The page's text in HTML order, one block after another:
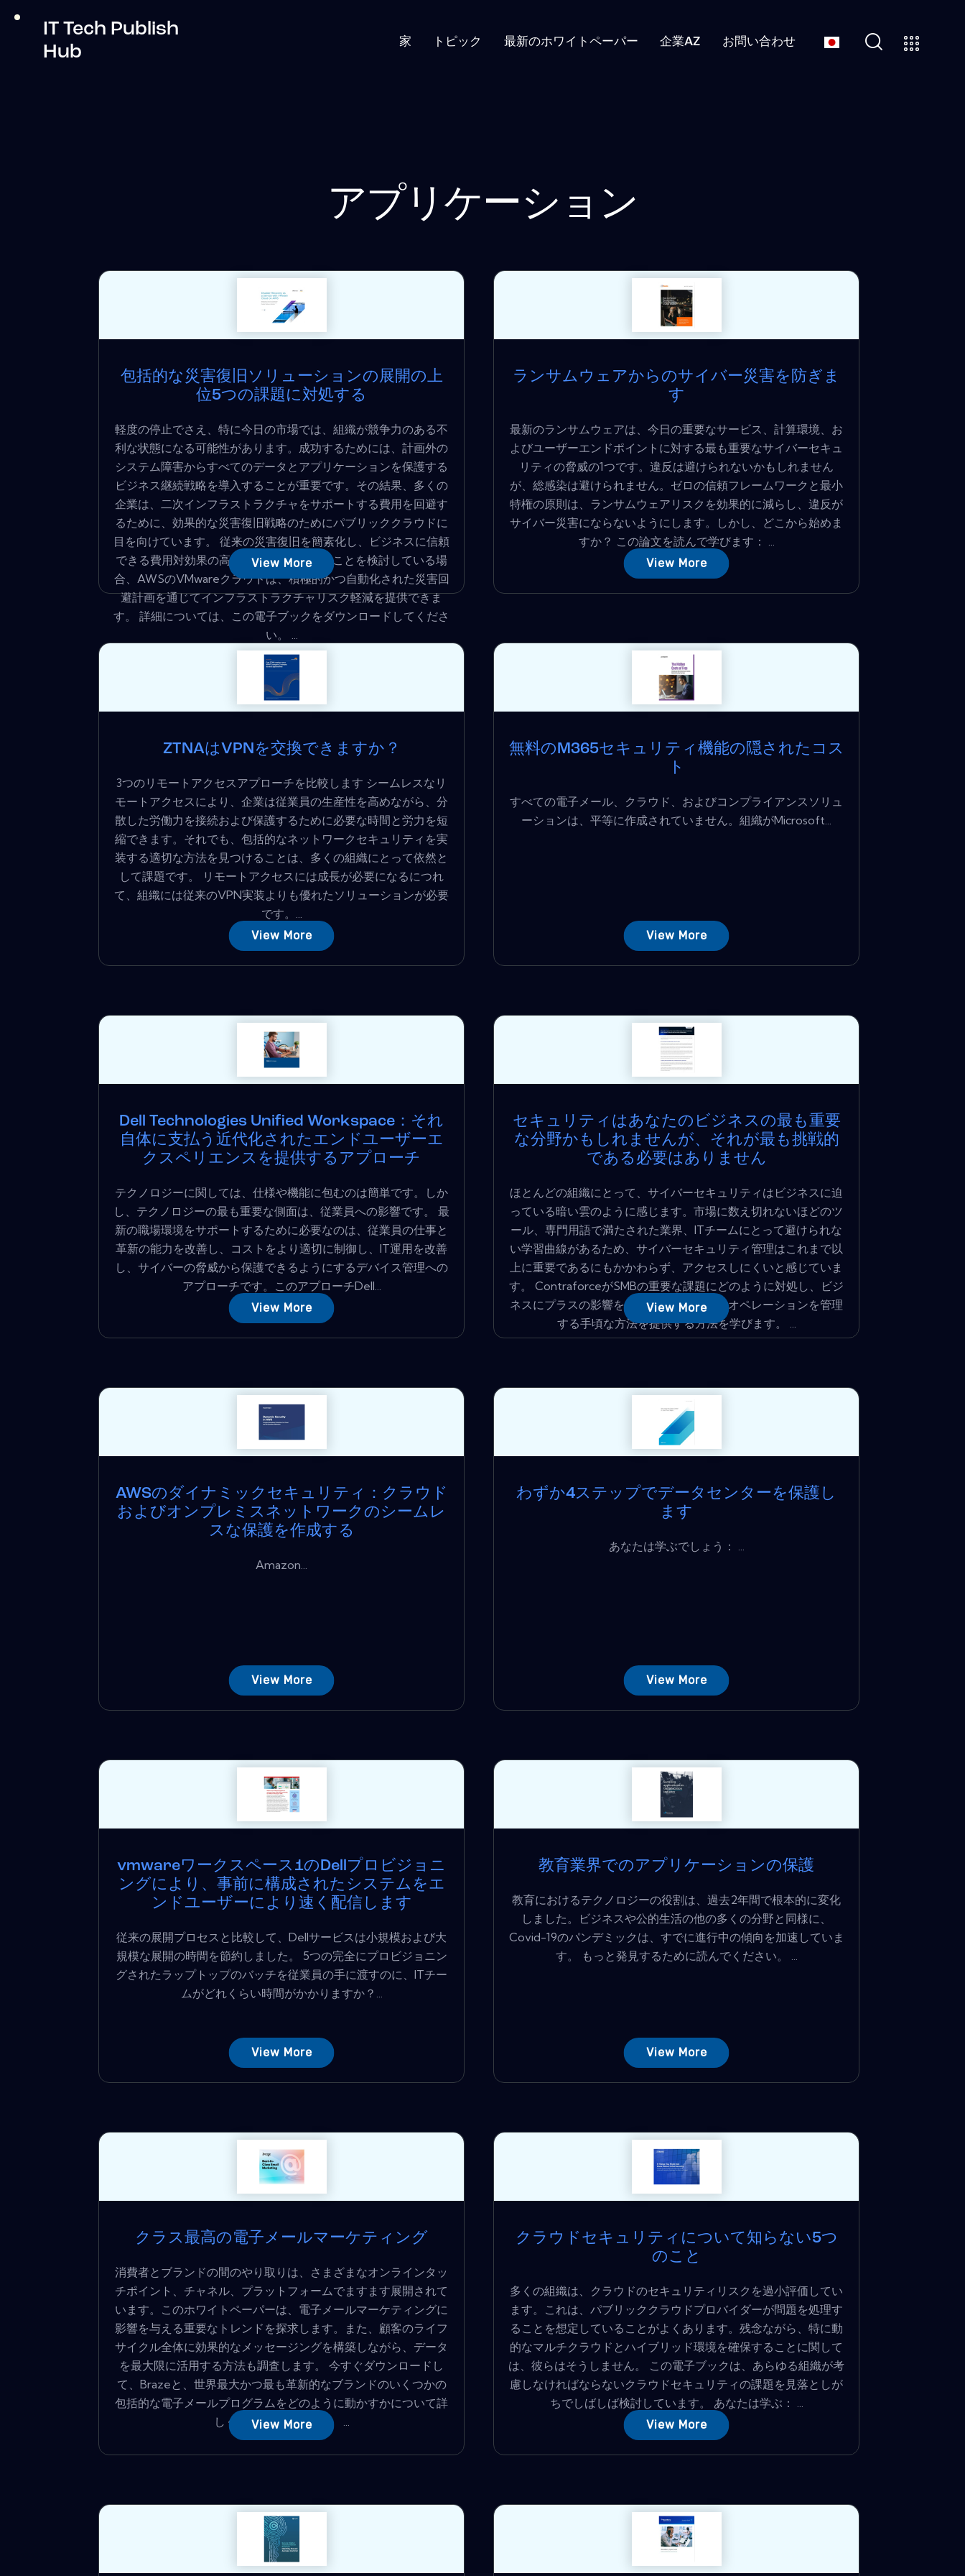
IT Tech Publish
Hub
家 トピック 最新のホワイトペーパー 企業AZ お問い合わせ
アプリケーション
包括的な災害復旧ソリューションの展開の上
位5つの課題に対処する
軽度の停止でさえ、特に今日の市場では、組織が競争力のある不
利な状態になる可能性があります。成功するためには、計画外の
システム障害からすべてのデータとアプリケーションを保護する
ビジネス継続戦略を導入することが重要です。その結果、多くの
企業は、二次インフラストラクチャをサポートする費用を回避す
るために、効果的な災害復旧戦略のためにパブリッククラウドに
目を向けています。 従来の災害復旧を簡素化し、ビジネスに信頼
できる費用対効果の高いDRAAを提供することを検討している場
合、AWSのVMwareクラウドは、積極的かつ自動化された災害回
避計画を通じてインフラストラクチャリスク軽減を提供できま
す。 詳細については、この電子ブックをダウンロードしてくださ
い。 ...
View More
ランサムウェアからのサイバー災害を防ぎま
す
最新のランサムウェアは、今日の重要なサービス、計算環境、お
よびユーザーエンドポイントに対する最も重要なサイバーセキュ
リティの脅威の1つです。違反は避けられないかもしれません
が、総感染は避けられません。ゼロの信頼フレームワークと最小
特権の原則は、ランサムウェアリスクを効果的に減らし、違反が
サイバー災害にならないようにします。しかし、どこから始めま
すか？ この論文を読んで学びます： ...
View More
ZTNAはVPNを交換できますか？
3つのリモートアクセスアプローチを比較します シームレスなリ
モートアクセスにより、企業は従業員の生産性を高めながら、分
散した労働力を接続および保護するために必要な時間と労力を短
縮できます。それでも、包括的なネットワークセキュリティを実
装する適切な方法を見つけることは、多くの組織にとって依然と
して課題です。 リモートアクセスには成長が必要になるにつれ
て、組織には従来のVPN実装よりも優れたソリューションが必要
です。...
View More
無料のM365セキュリティ機能の隠されたコス
ト
すべての電子メール、クラウド、およびコンプライアンスソリュ
ーションは、平等に作成されていません。組織がMicrosoft...
View More
Dell Technologies Unified Workspace：それ
自体に支払う近代化されたエンドユーザーエ
クスペリエンスを提供するアプローチ
テクノロジーに関しては、仕様や機能に包むのは簡単です。しか
し、テクノロジーの最も重要な側面は、従業員への影響です。 最
新の職場環境をサポートするために必要なのは、従業員の仕事と
革新の能力を改善し、コストをより適切に制御し、IT運用を改善
し、サイバーの脅威から保護できるようにするデバイス管理への
アプローチです。このアプローチDell...
View More
セキュリティはあなたのビジネスの最も重要
な分野かもしれませんが、それが最も挑戦的
である必要はありません
ほとんどの組織にとって、サイバーセキュリティはビジネスに迫
っている暗い雲のように感じます。市場に数え切れないほどのツ
ール、専門用語で満たされた業界、ITチームにとって避けられな
い学習曲線があるため、サイバーセキュリティ管理はこれまで以
上に重要であるにもかかわらず、アクセスしにくいと感じていま
す。 ContraforceがSMBの重要な課題にどのように対処し、ビジ
ネスにプラスの影響を与えるセキュリティオペレーションを管理
する手頃な方法を提供する方法を学びます。 ...
View More
AWSのダイナミックセキュリティ：クラウド
およびオンプレミスネットワークのシームレ
スな保護を作成する
Amazon...
View More
わずか4ステップでデータセンターを保護し
ます
あなたは学ぶでしょう： ...
View More
vmwareワークスペース1のDellプロビジョニ
ングにより、事前に構成されたシステムをエ
ンドユーザーにより速く配信します
従来の展開プロセスと比較して、Dellサービスは小規模および大
規模な展開の時間を節約しました。 5つの完全にプロビジョニン
グされたラップトップのバッチを従業員の手に渡すのに、ITチー
ムがどれくらい時間がかかりますか？...
View More
教育業界でのアプリケーションの保護
教育におけるテクノロジーの役割は、過去2年間で根本的に変化
しました。ビジネスや公的生活の他の多くの分野と同様に、
Covid-19のパンデミックは、すでに進行中の傾向を加速していま
す。 もっと発見するために読んでください。 ...
View More
クラス最高の電子メールマーケティング
消費者とブランドの間のやり取りは、さまざまなオンラインタッ
チポイント、チャネル、プラットフォームでますます展開されて
います。このホワイトペーパーは、電子メールマーケティングに
影響を与える重要なトレンドを探求します。また、顧客のライフ
サイクル全体に効果的なメッセージングを構築しながら、データ
を最大限に活用する方法も調査します。 今すぐダウンロードし
て、Brazeと、世界最大かつ最も革新的なブランドのいくつかの
包括的な電子メールプログラムをどのように動かすかについて詳
しく説明してください。 ...
View More
クラウドセキュリティについて知らない5つ
のこと
多くの組織は、クラウドのセキュリティリスクを過小評価してい
ます。これは、パブリッククラウドプロバイダーが問題を処理す
ることを想定していることがよくあります。残念ながら、特に動
的なマルチクラウドとハイブリッド環境を確保することに関して
は、彼らはそうしません。 この電子ブックは、あらゆる組織が考
慮しなければならないクラウドセキュリティの課題を見落としが
ちでしばしば検討しています。 あなたは学ぶ： ...
View More